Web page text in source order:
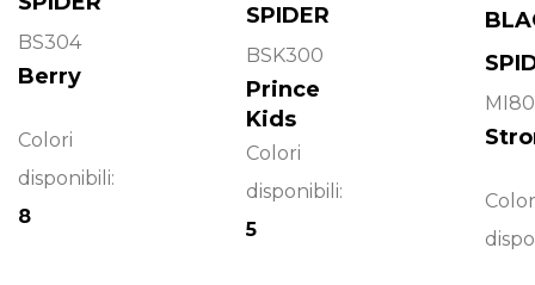
BS304
Berry
Colori
disponibili:
8
SPIDER
BSK300
Prince
Kids
Colori
disponibili:
5